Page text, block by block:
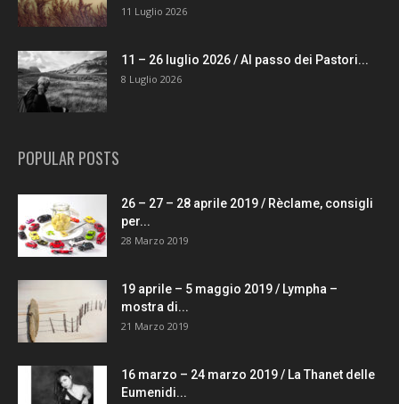
11 Luglio 2026
11 – 26 luglio 2026 / Al passo dei Pastori...
8 Luglio 2026
POPULAR POSTS
26 – 27 – 28 aprile 2019 / Rèclame, consigli
per...
28 Marzo 2019
19 aprile – 5 maggio 2019 / Lympha –
mostra di...
21 Marzo 2019
16 marzo – 24 marzo 2019 / La Thanet delle
Eumenidi...